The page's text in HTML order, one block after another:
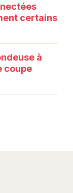
certains
à
coupe